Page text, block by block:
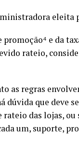
eleita
e da
rateio,
as regras
dúvida que deve
das lojas, ou
um, suporte,